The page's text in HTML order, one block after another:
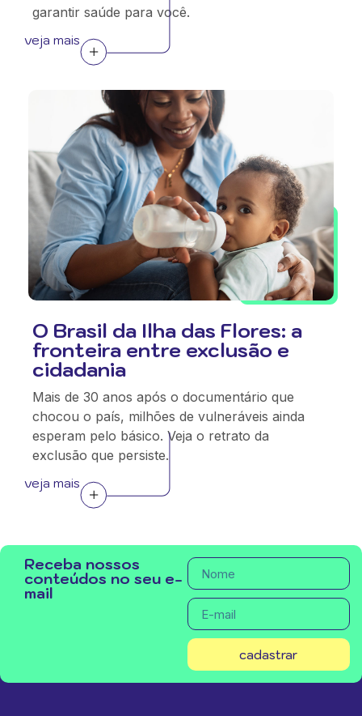
garantir saúde para você.
veja mais
O Brasil da Ilha das Flores: a
fronteira entre exclusão e
cidadania
Mais de 30 anos após o documentário que
chocou o país, milhões de vulneráveis ainda
esperam pelo básico. Veja o retrato da
exclusão que persiste.
veja mais
Receba nossos
conteúdos no seu e-
mail
cadastrar